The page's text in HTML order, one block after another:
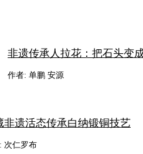
非遗传承人拉花：把石头变
作者: 单鹏 安源
非遗活态传承白纳锻铜技艺
次仁罗布